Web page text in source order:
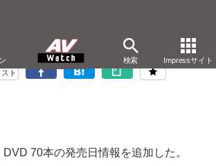
検索 Impressサイト
覧」11月22日の更新情報
スト
70本の発売日情報を追加した。